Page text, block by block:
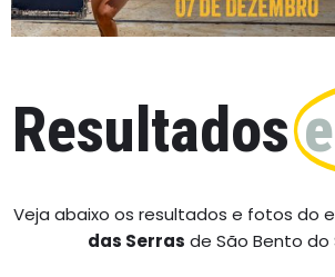
Resultados
Veja abaixo os resultados e fotos do
das Serras de São Bento do